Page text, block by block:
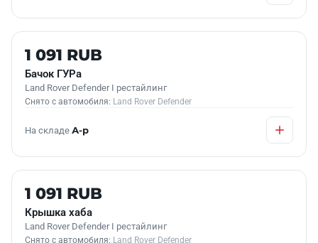
Б/У В НАЛИЧИИ
1 091 RUB
Бачок ГУРа
Land Rover Defender I рестайлинг
Снято с автомобиля: Land Rover Defender
На складе А-р
Б/У В НАЛИЧИИ
1 091 RUB
Крышка хаба
Land Rover Defender I рестайлинг
Снято с автомобиля: Land Rover Defender